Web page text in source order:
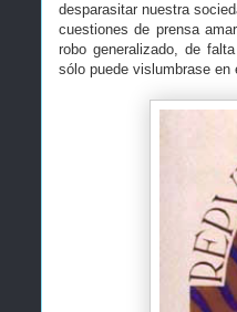
desparasitar nuestra
cuestiones de prensa
robo generalizado, de
sólo puede vislumbrase en